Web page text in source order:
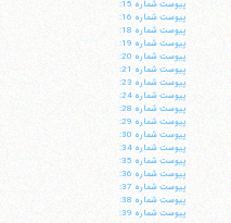
پيوست شماره 15:
پيوست شماره 16:
پيوست شماره 18:
پيوست شماره 19:
پيوست شماره 20:
پيوست شماره 21:
پيوست شماره 23:
پيوست شماره 24:
پيوست شماره 28:
پيوست شماره 29:
پيوست شماره 30:
پيوست شماره 34:
پيوست شماره 35:
پيوست شماره 36:
پيوست شماره 37:
پيوست شماره 38:
پيوست شماره 39: